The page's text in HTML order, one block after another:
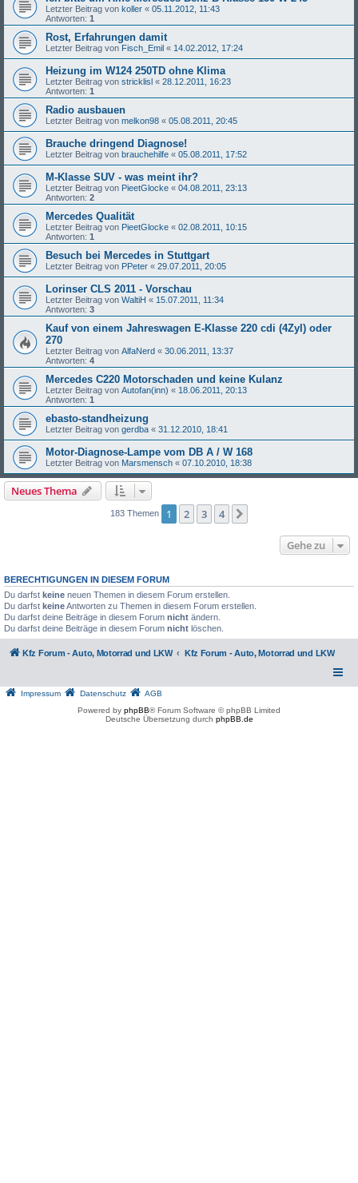
Letzter Beitrag von koller « 05.11.2012, 11:43
Antworten: 1
Rost, Erfahrungen damit
Letzter Beitrag von Fisch_Emil « 14.02.2012, 17:24
Heizung im W124 250TD ohne Klima
Letzter Beitrag von stricklisl « 28.12.2011, 16:23
Antworten: 1
Radio ausbauen
Letzter Beitrag von melkon98 « 05.08.2011, 20:45
Brauche dringend Diagnose!
Letzter Beitrag von brauchehilfe « 05.08.2011, 17:52
M-Klasse SUV - was meint ihr?
Letzter Beitrag von PieetGlocke « 04.08.2011, 23:13
Antworten: 2
Mercedes Qualität
Letzter Beitrag von PieetGlocke « 02.08.2011, 10:15
Antworten: 1
Besuch bei Mercedes in Stuttgart
Letzter Beitrag von PPeter « 29.07.2011, 20:05
Lorinser CLS 2011 - Vorschau
Letzter Beitrag von WaltiH « 15.07.2011, 11:34
Antworten: 3
Kauf von einem Jahreswagen E-Klasse 220 cdi (4Zyl) oder
270
Letzter Beitrag von AlfaNerd « 30.06.2011, 13:37
Antworten: 4
Mercedes C220 Motorschaden und keine Kulanz
Letzter Beitrag von Autofan(inn) « 18.06.2011, 20:13
Antworten: 1
ebasto-standheizung
Letzter Beitrag von gerdba « 31.12.2010, 18:41
Motor-Diagnose-Lampe vom DB A / W 168
Letzter Beitrag von Marsmensch « 07.10.2010, 18:38
Neues Thema
183 Themen 1 2 3 4
Gehe zu
BERECHTIGUNGEN IN DIESEM FORUM
Du darfst keine neuen Themen in diesem Forum erstellen.
Du darfst keineAntworten zu Themen in diesem Forum erstellen.
Du darfst deine Beiträge in diesem Forum nicht ändern.
Du darfst deine Beiträge in diesem Forum nicht löschen.
Kfz Forum - Auto, Motorrad und LKW Kfz Forum - Auto, Motorrad und LKW
Impressum Datenschutz
AGB
Powered by phpBB® Forum Software © phpBB Limited
Deutsche Übersetzung durch phpBB.de